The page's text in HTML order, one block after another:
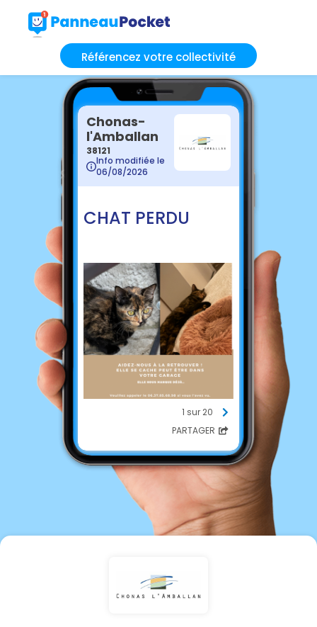
Référencez votre collectivité
Chonas-
l'Amballan
38121
Info modifiée le
06/08/2026
CHAT PERDU
1 sur 20
PARTAGER